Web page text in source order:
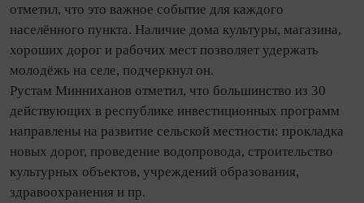
отметил, что это важное событие для каждого
населённого пункта. Наличие дома культуры, магазина,
хороших дорог и рабочих мест позволяет удержать
молодёжь на селе, подчеркнул он.
Рустам Минниханов отметил, что большинство из 30
действующих в республике инвестиционных программ
направлены на развитие сельской местности: прокладка
новых дорог, проведение водопровода, строительство
культурных объектов, учреждений образования,
здравоохранения и пр.